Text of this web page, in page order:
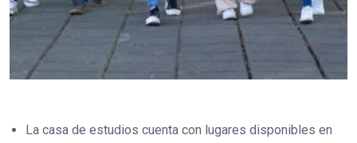
La casa de estudios cuenta con lugares disponibles en